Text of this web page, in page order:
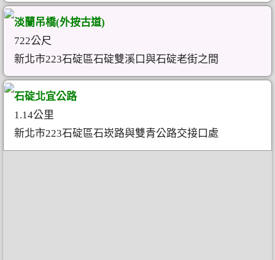
淡蘭吊橋(外按古道)
722公尺
新北市223石碇區石碇雙溪口與石碇老街之間
石碇北宜公路
1.14公里
新北市223石碇區石崁路與雙青公路交接口處